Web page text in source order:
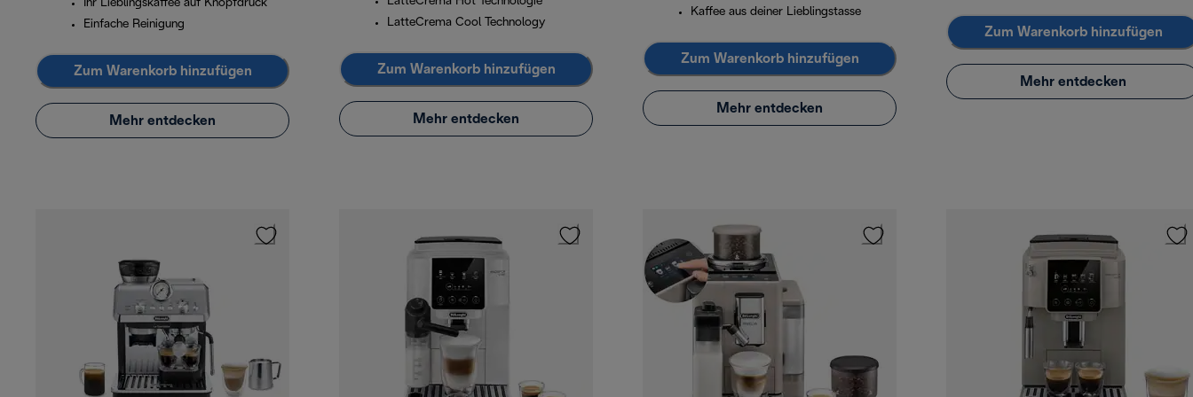
Ihr Lieblingskaffee auf Knopfdruck
Einfache Reinigung
Zum Warenkorb hinzufügen
Mehr entdecken
LatteCrema Cool Technology
Zum Warenkorb hinzufügen
Mehr entdecken
Kaffee aus deiner Lieblingstasse
Zum Warenkorb hinzufügen
Mehr entdecken
Zum Warenkorb hinzufügen
Mehr entdecken